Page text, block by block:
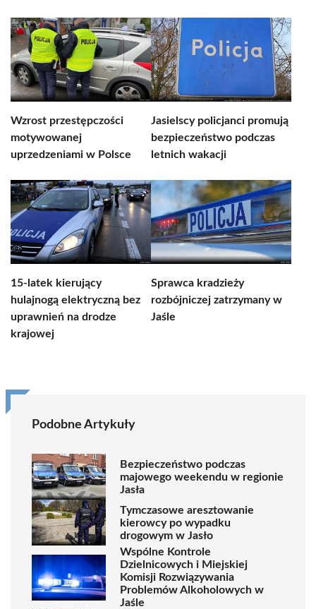
Wzrost przestępczości
motywowanej
uprzedzeniami w Polsce
Jasielscy policjanci promują
bezpieczeństwo podczas
letnich wakacji
15-latek kierujący
hulajnogą elektryczną bez
uprawnień na drodze
krajowej
Sprawca kradzieży
rozbójniczej zatrzymany w
Jaśle
Podobne Artykuły
Bezpieczeństwo podczas
majowego weekendu w regionie
Jasła
Tymczasowe aresztowanie
kierowcy po wypadku
drogowym w Jasło
Wspólne Kontrole
Dzielnicowych i Miejskiej
Komisji Rozwiązywania
Problemów Alkoholowych w
Jaśle